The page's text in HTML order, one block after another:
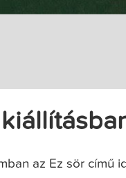
az Ez sör című